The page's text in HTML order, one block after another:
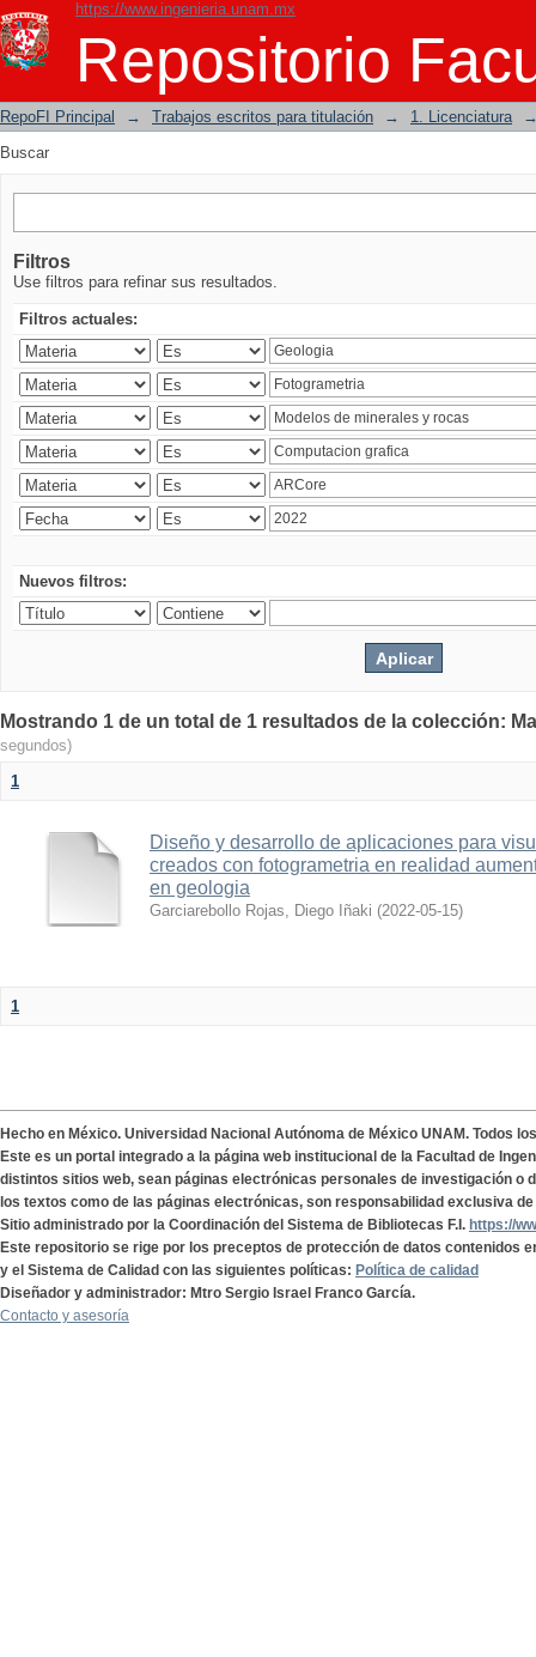
https://www.ingenieria.unam.mx
Repositorio
Buscar
RepoFI Principal → Trabajos escritos para titulación → 1. Licenciatura
Buscar
Filtros
Use filtros para refinar sus resultados.
Filtros actuales:
Nuevos filtros:
Mostrando 1 de un total de 1 resultados de la colección:
segundos)
1
Diseño y desarrollo de aplicaciones para
creados con fotogrametria en realidad
en geologia
Garciarebollo Rojas, Diego Iñaki (2022-05-15)
1
Hecho en México. Universidad Nacional Autónoma de México UNAM. Todos
Este es un portal integrado a la página web institucional de la Facultad de
distintos sitios web, sean páginas electrónicas personales de investigación o
los textos como de las páginas electrónicas, son responsabilidad exclusiva
Sitio administrado por la Coordinación del Sistema de Bibliotecas F.I. https://
Este repositorio se rige por los preceptos de protección de datos contenidos
y el Sistema de Calidad con las siguientes políticas: Política de calidad
Diseñador y administrador: Mtro Sergio Israel Franco García.
Contacto y asesoría